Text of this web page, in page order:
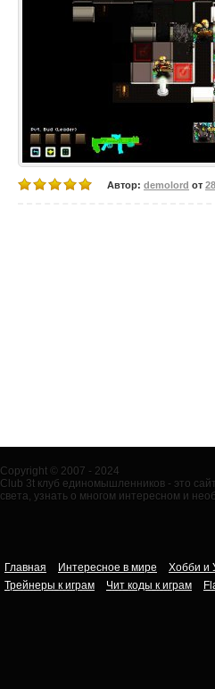
Автор: demolord от
Copyright © 2007 - 2024
Club 3t клуб единомышленников - это
света, узнать о многом интересном и
Главная Интересное в мире Хобби и
Трейнеры к играм
Чит коды к играм